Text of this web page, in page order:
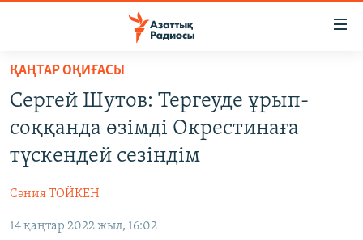
Skip
main
content
main
Skip
САЯСАТ
АДАМ ҚҰҚЫҚТАРЫ
ӘЛЕУМЕТ
ҚАҢТАР ОҚИҒАСЫ
Сергей Шутов: Тергеуде ұрып-
соққанда өзімді Окрестинаға
түскендей сезіндім
Сәния ТОЙКЕН
14 қаңтар 2022 жыл, 16:02